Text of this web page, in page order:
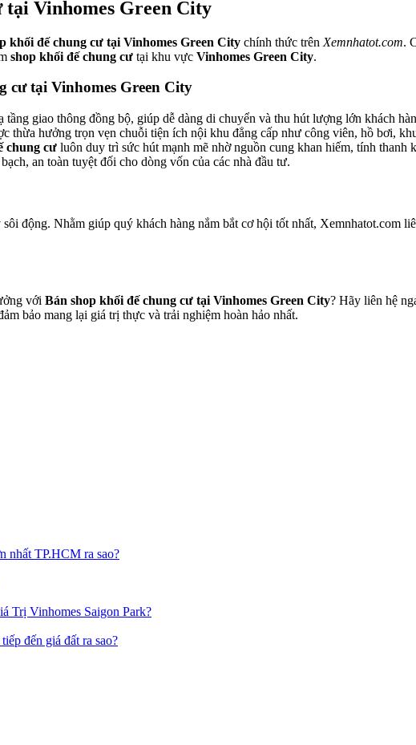
tại Vinhomes Green City
khối đế chung cư tại Vinhomes Green City chính thức trên Xemnhatot.com.
shop khối đế chung cư tại khu vực Vinhomes Green City.
cư tại Vinhomes Green City
tầng giao thông đồng bộ, giúp dễ dàng di chuyển và thu hút lượng lớn khách
thừa hưởng trọn vẹn chuỗi tiện ích nội khu đẳng cấp như công viên, hồ bơi,
chung cư luôn duy trì sức hút mạnh mẽ nhờ nguồn cung khan hiếm, tính thanh
an toàn tuyệt đối cho dòng vốn của các nhà đầu tư.
động. Nhằm giúp quý khách hàng nắm bắt cơ hội tốt nhất, Xemnhatot.com
với Bán shop khối đế chung cư tại Vinhomes Green City? Hãy liên hệ
bảo mang lại giá trị thực và trải nghiệm hoàn hảo nhất.
nhất TP.HCM ra sao?
Trị Vinhomes Saigon Park?
đến giá đất ra sao?